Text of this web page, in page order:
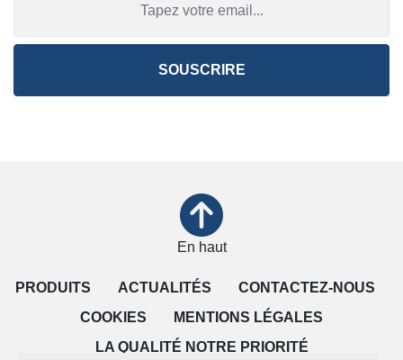
SOUSCRIRE
PRODUITS ACTUALITÉS
CONTACTEZ-NOUS
COOKIES
MENTIONS LÉGALES
LA QUALITÉ NOTRE PRIORITÉ
En haut